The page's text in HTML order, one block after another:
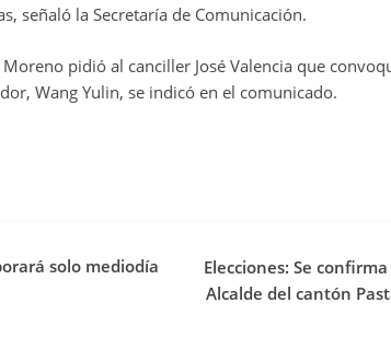
señaló la Secretaría de Comunicación.
pidió al canciller José Valencia que
Wang Yulin, se indicó en el comunicado.
solo mediodía
Elecciones: Se
Alcalde del cantón